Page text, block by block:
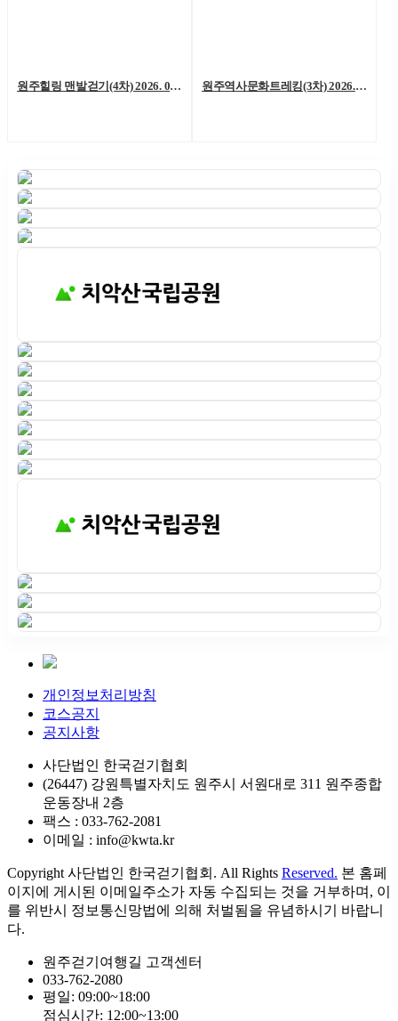
원주힐링 맨발걷기(4차) 2026. 06. 06. (토) 원주역사문화트레킹(3차) 2026. 05. 23.(토)
개인정보처리방침
코스공지
공지사항
사단법인 한국걷기협회
(26447) 강원특별자치도 원주시 서원대로 311 원주종합
운동장내 2층
팩스 : 033-762-2081
이메일 : info@kwta.kr
Copyright 사단법인 한국걷기협회. All Rights Reserved. 본 홈페
이지에 게시된 이메일주소가 자동 수집되는 것을 거부하며, 이
를 위반시 정보통신망법에 의해 처벌됨을 유념하시기 바랍니
다.
원주걷기여행길 고객센터
033-762-2080
평일: 09:00~18:00
점심시간: 12:00~13:00